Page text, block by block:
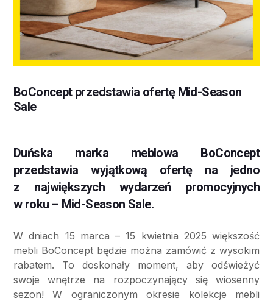
BoConcept przedstawia ofertę Mid-Season
Sale
Duńska marka meblowa BoConcept
przedstawia wyjątkową ofertę na jedno
z największych wydarzeń promocyjnych
w roku – Mid-Season Sale.
W dniach 15 marca – 15 kwietnia 2025 większość
mebli BoConcept będzie można zamówić z wysokim
rabatem. To doskonały moment, aby odświeżyć
swoje wnętrze na rozpoczynający się wiosenny
sezon! W ograniczonym okresie kolekcje mebli